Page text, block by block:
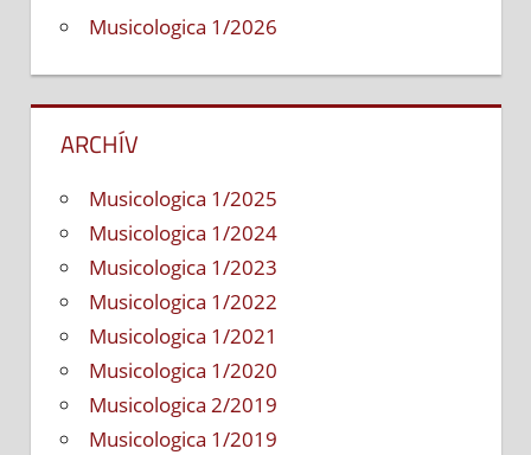
Musicologica 1/2026
ARCHÍV
Musicologica 1/2025
Musicologica 1/2024
Musicologica 1/2023
Musicologica 1/2022
Musicologica 1/2021
Musicologica 1/2020
Musicologica 2/2019
Musicologica 1/2019